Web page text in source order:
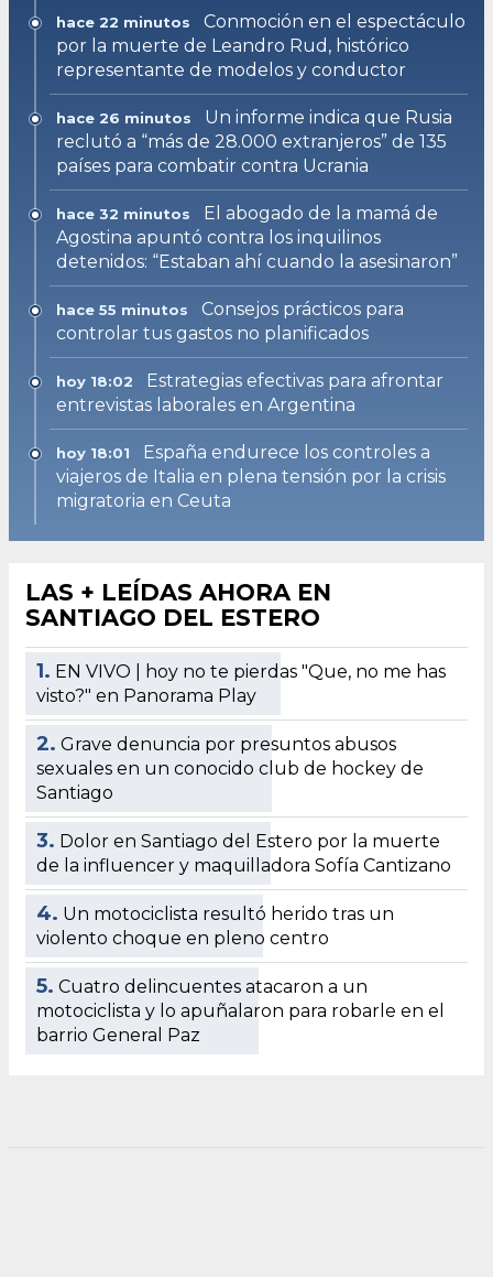
hace 22 minutos
Conmoción en el espectáculo
por la muerte de Leandro Rud, histórico
representante de modelos y conductor
hace 26 minutos
Un informe indica que Rusia
reclutó a “más de 28.000 extranjeros” de 135
países para combatir contra Ucrania
hace 32 minutos
El abogado de la mamá de
Agostina apuntó contra los inquilinos
detenidos: “Estaban ahí cuando la asesinaron”
hace 55 minutos
Consejos prácticos para
controlar tus gastos no planificados
hoy 18:02
Estrategias efectivas para afrontar
entrevistas laborales en Argentina
hoy 18:01
España endurece los controles a
viajeros de Italia en plena tensión por la crisis
migratoria en Ceuta
LAS + LEÍDAS AHORA EN
SANTIAGO DEL ESTERO
1. EN VIVO | hoy no te pierdas "Que, no me has
visto?" en Panorama Play
2. Grave denuncia por presuntos abusos
sexuales en un conocido club de hockey de
Santiago
3. Dolor en Santiago del Estero por la muerte
de la influencer y maquilladora Sofía Cantizano
4. Un motociclista resultó herido tras un
violento choque en pleno centro
5. Cuatro delincuentes atacaron a un
motociclista y lo apuñalaron para robarle en el
barrio General Paz